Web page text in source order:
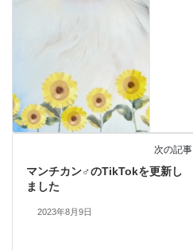
次の記事
マンチカン♂のTikTokを更新し
ました
2023年8月9日